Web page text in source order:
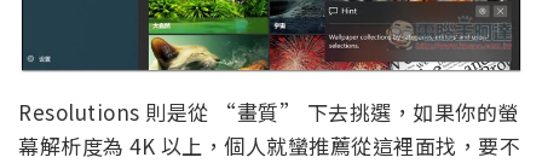
Resolutions 則是從 “畫質” 下去挑選，如果你的螢
幕解析度為 4K 以上，個人就蠻推薦從這裡面找，要不